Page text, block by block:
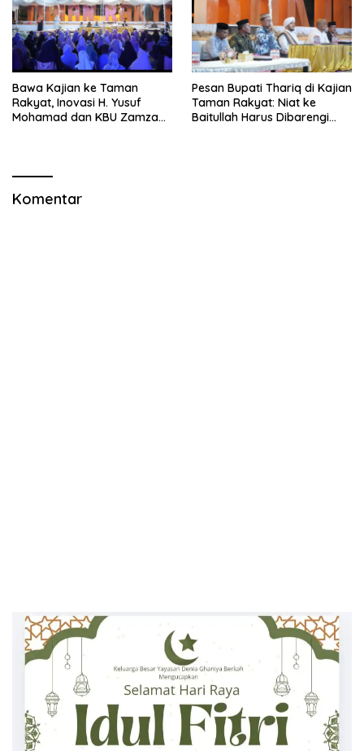
Bawa Kajian ke Taman
Rakyat, Inovasi H. Yusuf
Mohamad dan KBU Zamzam
Pesan Bupati Thariq di Kajian
Taman Rakyat: Niat ke
Baitullah Harus Dibarengi
Komentar